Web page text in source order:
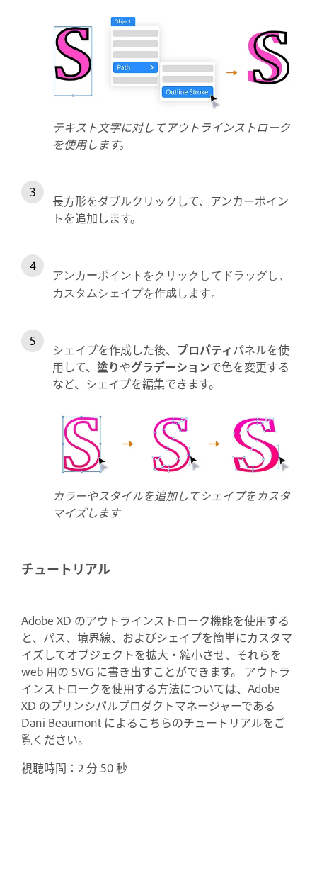
テキスト文字に対してアウトラインストローク
を使用します。
長方形をダブルクリックして、アンカーポイン
トを追加します。
アンカーポイントをクリックしてドラッグし、
カスタムシェイプを作成します。
シェイプを作成した後、 プロパティパネルを使
用して、 塗りやグラデーションで色を変更する
など、シェイプを編集できます。
カラーやスタイルを追加してシェイプをカスタ
マイズします
チュートリアル
Adobe XD のアウトラインストローク機能を使用する
と、パス、境界線、およびシェイプを簡単にカスタマ
イズしてオブジェクトを拡大・縮小させ、それらを
web 用の SVG に書き出すことができます。 アウトラ
インストロークを使用する方法については、Adobe
XD のプリンシパルプロダクトマネージャーである
Dani Beaumont によるこちらのチュートリアルをご
覧ください。
視聴時間：2 分 50 秒